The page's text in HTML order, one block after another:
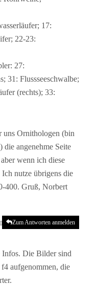
17:
22-23:
27:
31: Flussseeschwalbe;
(rechts); 33:
Ornithologen (bin
die angenehme Seite
wenn ich diese
nutze übrigens die
Gruß, Norbert
um 4:59 p.m. Uhr
Die Bilder sind
aufgenommen, die
Zum Antworten anmelden